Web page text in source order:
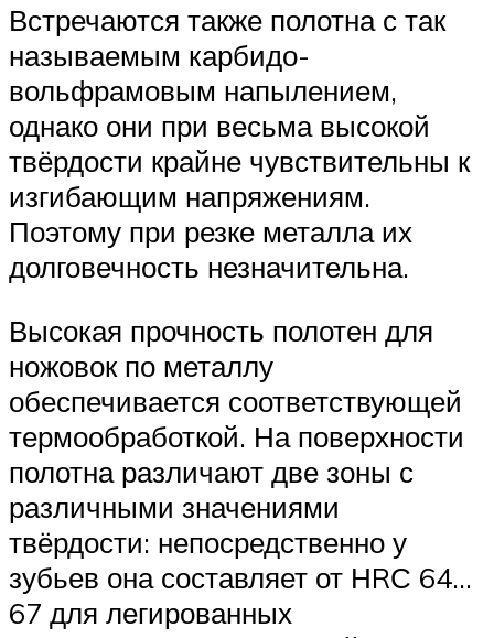
Встречаются также полотна с так
называемым карбидо-
вольфрамовым напылением,
однако они при весьма высокой
твёрдости крайне чувствительны к
изгибающим напряжениям.
Поэтому при резке металла их
долговечность незначительна.
Высокая прочность полотен для
ножовок по металлу
обеспечивается соответствующей
термообработкой. На поверхности
полотна различают две зоны с
различными значениями
твёрдости: непосредственно у
зубьев она составляет от НRС 64…
67 для легированных